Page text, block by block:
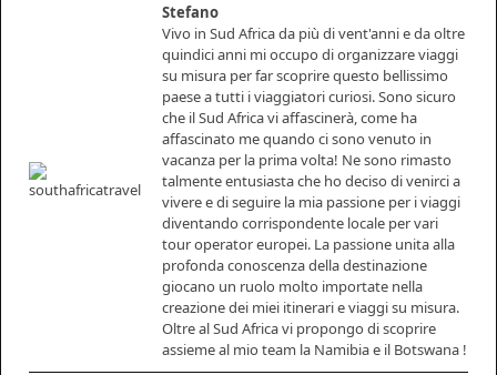
Stefano
Vivo in Sud Africa da più di vent'anni e da oltre
quindici anni mi occupo di organizzare viaggi
su misura per far scoprire questo bellissimo
paese a tutti i viaggiatori curiosi. Sono sicuro
che il Sud Africa vi affascinerà, come ha
affascinato me quando ci sono venuto in
vacanza per la prima volta! Ne sono rimasto
talmente entusiasta che ho deciso di venirci a
vivere e di seguire la mia passione per i viaggi
diventando corrispondente locale per vari
tour operator europei. La passione unita alla
profonda conoscenza della destinazione
giocano un ruolo molto importate nella
creazione dei miei itinerari e viaggi su misura.
Oltre al Sud Africa vi propongo di scoprire
assieme al mio team la Namibia e il Botswana !